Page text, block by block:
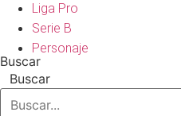
Liga Pro
Serie B
Personaje
Buscar
Buscar